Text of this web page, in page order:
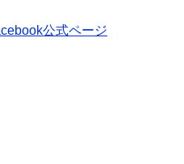
公式ページ